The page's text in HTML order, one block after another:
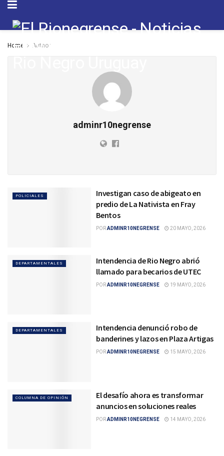
Home Author
adminr10negrense
POLICIALES
Investigan caso de abigeato en
predio de La Nativista en Fray
Bentos
PORADMINR10NEGRENSE 20 MAYO, 2026
DEPARTAMENTALES
Intendencia de Rio Negro abrió
llamado para becarios de UTEC
PORADMINR10NEGRENSE 19 MAYO, 2026
DEPARTAMENTALES
Intendencia denunció robo de
banderines y lazos en Plaza Artigas
PORADMINR10NEGRENSE 15 MAYO, 2026
COLUMNA DE OPINIÓN
El desafío ahora es transformar
anuncios en soluciones reales
PORADMINR10NEGRENSE 14 MAYO, 2026